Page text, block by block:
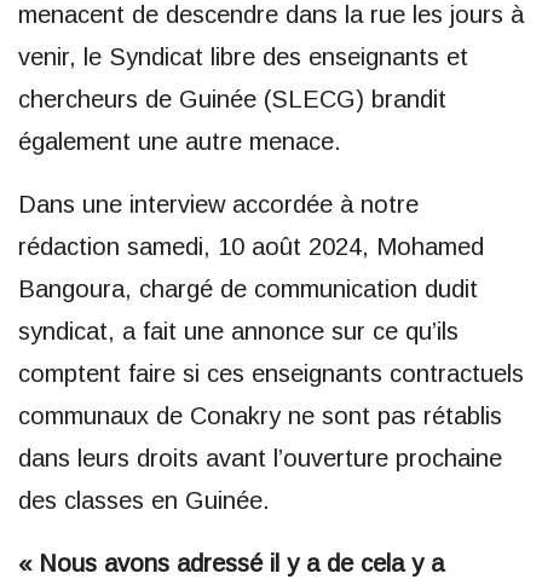
menacent de descendre dans la rue les jours à
venir, le Syndicat libre des enseignants et
chercheurs de Guinée (SLECG) brandit
également une autre menace.
Dans une interview accordée à notre
rédaction samedi, 10 août 2024, Mohamed
Bangoura, chargé de communication dudit
syndicat, a fait une annonce sur ce qu’ils
comptent faire si ces enseignants contractuels
communaux de Conakry ne sont pas rétablis
dans leurs droits avant l’ouverture prochaine
des classes en Guinée.
« Nous avons adressé il y a de cela y a